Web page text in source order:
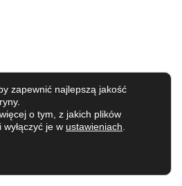
zapewnić najlepszą jakość
o tym, z jakich plików
je w ustawieniach